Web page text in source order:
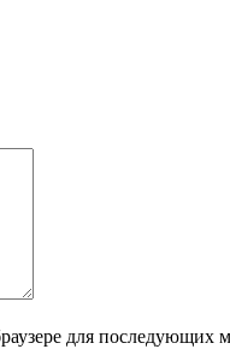
для последующих